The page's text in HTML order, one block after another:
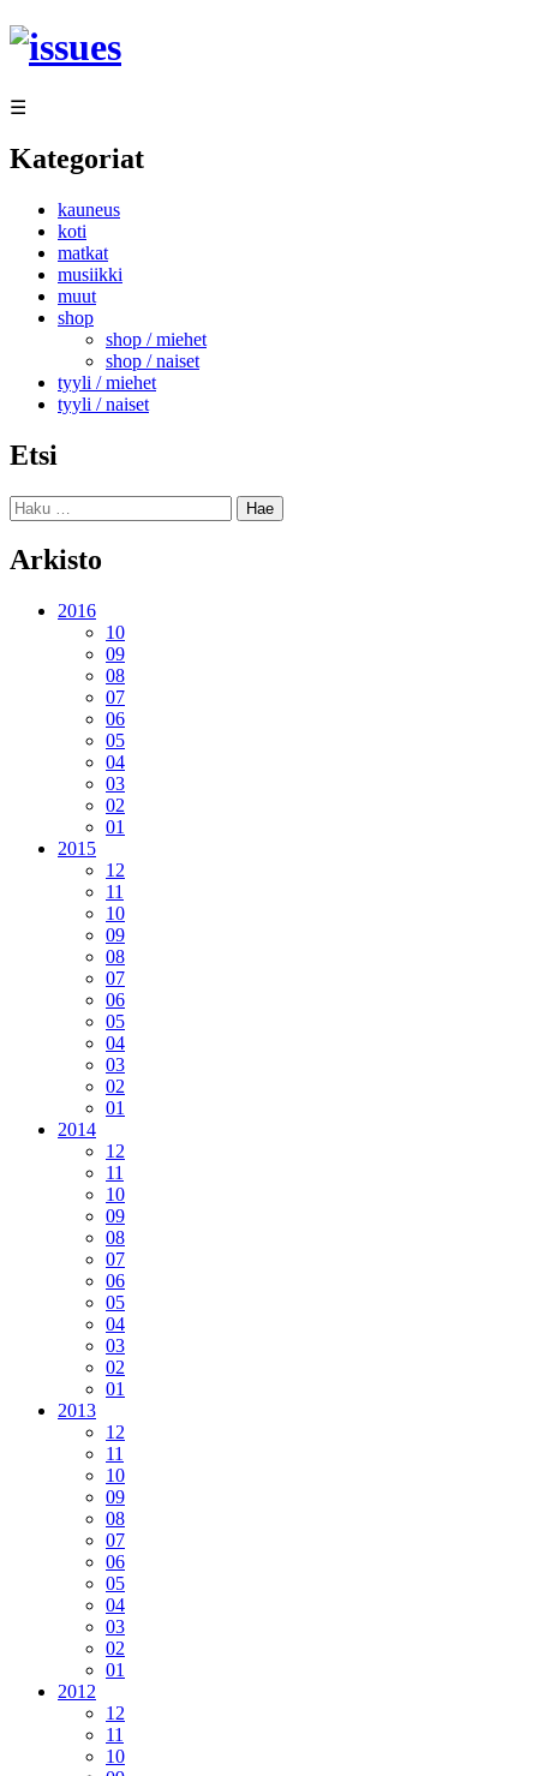
Siirry
sisältöön
☰
Kategoriat
kauneus
koti
matkat
musiikki
muut
shop
shop / miehet
shop / naiset
tyyli / miehet
tyyli / naiset
Etsi
Haku:
Arkisto
2016
10
09
08
07
06
05
04
03
02
01
2015
12
11
10
09
08
07
06
05
04
03
02
01
2014
12
11
10
09
08
07
06
05
04
03
02
01
2013
12
11
10
09
08
07
06
05
04
03
02
01
2012
12
11
10